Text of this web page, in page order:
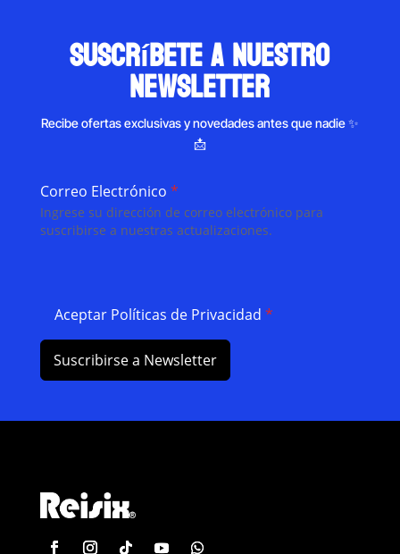
suscríbete a nuestro
newsletter
Recibe ofertas exclusivas y novedades antes que nadie ✨
📩
Correo Electrónico *
Ingrese su dirección de correo electrónico para
suscribirse a nuestras actualizaciones.
Aceptar Políticas de Privacidad *
Suscribirse a Newsletter